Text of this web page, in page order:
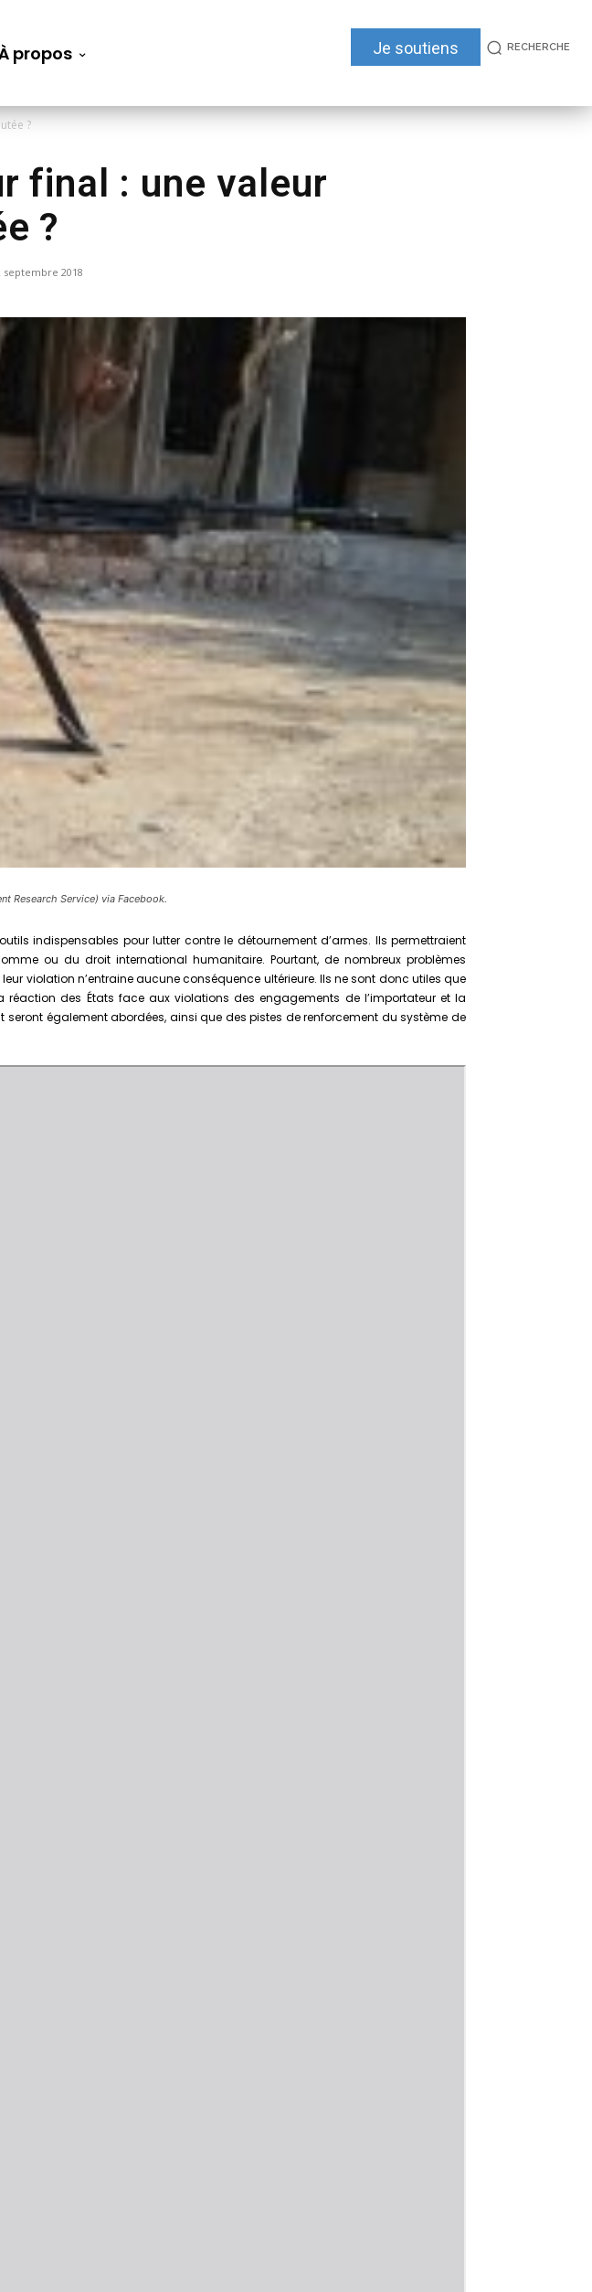
propos Je soutiens RECHERCHE
?
final : une valeur
?
septembre 2018
Research Service) via Facebook.
indispensables pour lutter contre le détournement d’armes. Ils permettraient
ou du droit international humanitaire. Pourtant, de nombreux problèmes
violation n’entraine aucune conséquence ultérieure. Ils ne sont donc utiles que
des États face aux violations des engagements de l’importateur et la
également abordées, ainsi que des pistes de renforcement du système de